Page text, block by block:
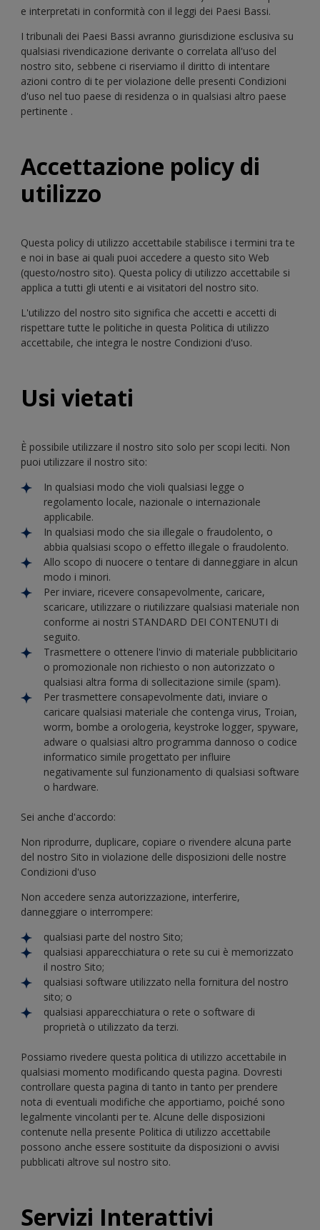
e interpretati in conformità con il leggi dei Paesi Bassi.
I tribunali dei Paesi Bassi avranno giurisdizione esclusiva su
qualsiasi rivendicazione derivante o correlata all'uso del
nostro sito, sebbene ci riserviamo il diritto di intentare
azioni contro di te per violazione delle presenti Condizioni
d'uso nel tuo paese di residenza o in qualsiasi altro paese
pertinente .
Accettazione policy di
utilizzo
Questa policy di utilizzo accettabile stabilisce i termini tra te
e noi in base ai quali puoi accedere a questo sito Web
(questo/nostro sito). Questa policy di utilizzo accettabile si
applica a tutti gli utenti e ai visitatori del nostro sito.
L'utilizzo del nostro sito significa che accetti e accetti di
rispettare tutte le politiche in questa Politica di utilizzo
accettabile, che integra le nostre Condizioni d'uso.
Usi vietati
È possibile utilizzare il nostro sito solo per scopi leciti. Non
puoi utilizzare il nostro sito:
In qualsiasi modo che violi qualsiasi legge o
regolamento locale, nazionale o internazionale
applicabile.
In qualsiasi modo che sia illegale o fraudolento, o
abbia qualsiasi scopo o effetto illegale o fraudolento.
Allo scopo di nuocere o tentare di danneggiare in alcun
modo i minori.
Per inviare, ricevere consapevolmente, caricare,
scaricare, utilizzare o riutilizzare qualsiasi materiale non
conforme ai nostri STANDARD DEI CONTENUTI di
seguito.
Trasmettere o ottenere l'invio di materiale pubblicitario
o promozionale non richiesto o non autorizzato o
qualsiasi altra forma di sollecitazione simile (spam).
Per trasmettere consapevolmente dati, inviare o
caricare qualsiasi materiale che contenga virus, Troian,
worm, bombe a orologeria, keystroke logger, spyware,
adware o qualsiasi altro programma dannoso o codice
informatico simile progettato per influire
negativamente sul funzionamento di qualsiasi software
o hardware.
Sei anche d'accordo:
Non riprodurre, duplicare, copiare o rivendere alcuna parte
del nostro Sito in violazione delle disposizioni delle nostre
Condizioni d'uso
Non accedere senza autorizzazione, interferire,
danneggiare o interrompere:
qualsiasi parte del nostro Sito;
qualsiasi apparecchiatura o rete su cui è memorizzato
il nostro Sito;
qualsiasi software utilizzato nella fornitura del nostro
sito; o
qualsiasi apparecchiatura o rete o software di
proprietà o utilizzato da terzi.
Possiamo rivedere questa politica di utilizzo accettabile in
qualsiasi momento modificando questa pagina. Dovresti
controllare questa pagina di tanto in tanto per prendere
nota di eventuali modifiche che apportiamo, poiché sono
legalmente vincolanti per te. Alcune delle disposizioni
contenute nella presente Politica di utilizzo accettabile
possono anche essere sostituite da disposizioni o avvisi
pubblicati altrove sul nostro sito.
Servizi Interattivi